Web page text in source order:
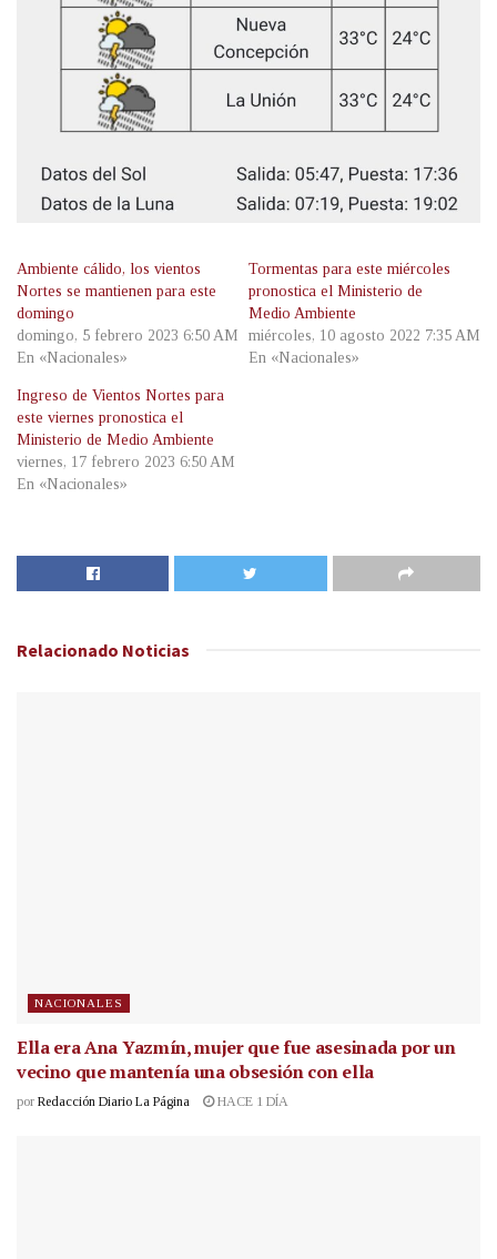
Ambiente cálido, los vientos
Nortes se mantienen para este
domingo
domingo, 5 febrero 2023 6:50 AM
En «Nacionales»
Tormentas para este miércoles
pronostica el Ministerio de
Medio Ambiente
miércoles, 10 agosto 2022 7:35 AM
En «Nacionales»
Ingreso de Vientos Nortes para
este viernes pronostica el
Ministerio de Medio Ambiente
viernes, 17 febrero 2023 6:50 AM
En «Nacionales»
Relacionado Noticias
NACIONALES
Ella era Ana Yazmín, mujer que fue asesinada por un
vecino que mantenía una obsesión con ella
por Redacción Diario La Página HACE 1 DÍA